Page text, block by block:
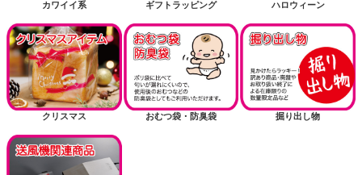
カワイイ系 ギフトラッピング ハロウィーン
クリスマス おむつ袋・防臭袋 掘り出し物